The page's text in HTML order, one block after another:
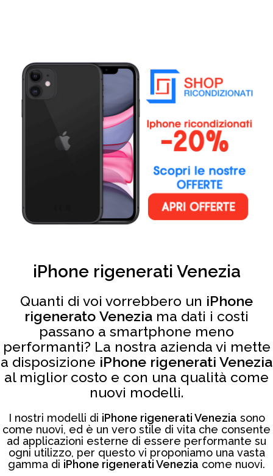
iPhone rigenerati Venezia
Quanti di voi vorrebbero un iPhone
rigenerato Venezia ma dati i costi
passano a smartphone meno
performanti? La nostra azienda vi mette
a disposizione iPhone rigenerati Venezia
al miglior costo e con una qualità come
nuovi modelli.
I nostri modelli di iPhone rigenerati Venezia sono
come nuovi, ed è un vero stile di vita che consente
ad applicazioni esterne di essere performante su
ogni utilizzo, per questo vi proponiamo una vasta
gamma di iPhone rigenerati Venezia come nuovi.